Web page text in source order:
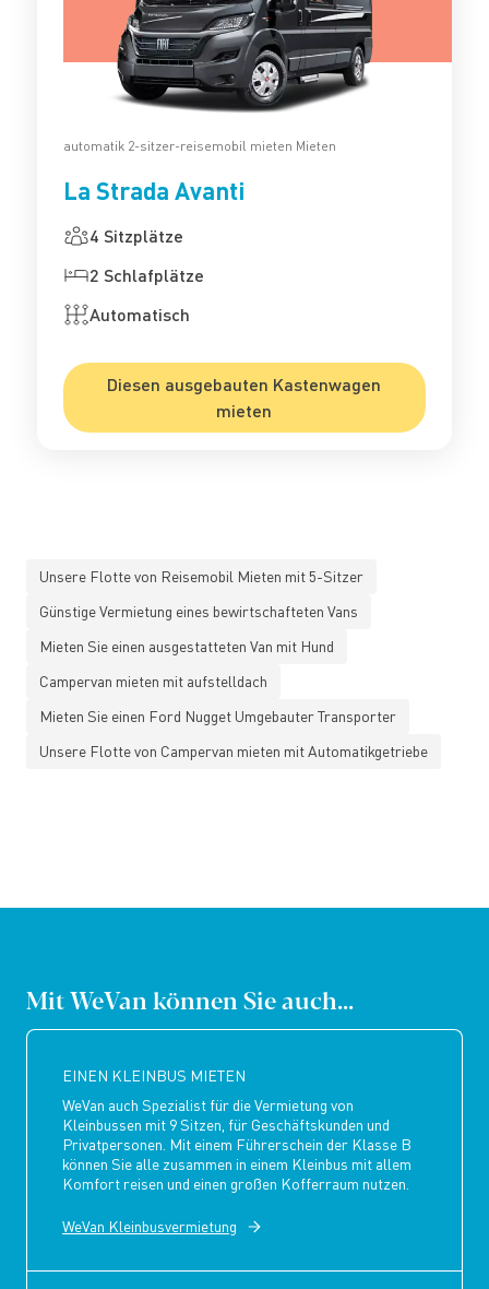
automatik 2-sitzer-reisemobil mieten Mieten
La Strada Avanti
4 Sitzplätze
2 Schlafplätze
Automatisch
Diesen ausgebauten Kastenwagen
mieten
Unsere Flotte von Reisemobil Mieten mit 5-Sitzer
Günstige Vermietung eines bewirtschafteten Vans
Mieten Sie einen ausgestatteten Van mit Hund
Campervan mieten mit aufstelldach
Mieten Sie einen Ford Nugget Umgebauter Transporter
Unsere Flotte von Campervan mieten mit Automatikgetriebe
Mit WeVan können Sie auch...
EINEN KLEINBUS MIETEN
WeVan auch Spezialist für die Vermietung von
Kleinbussen mit 9 Sitzen, für Geschäftskunden und
Privatpersonen. Mit einem Führerschein der Klasse B
können Sie alle zusammen in einem Kleinbus mit allem
Komfort reisen und einen großen Kofferraum nutzen.
WeVan Kleinbusvermietung